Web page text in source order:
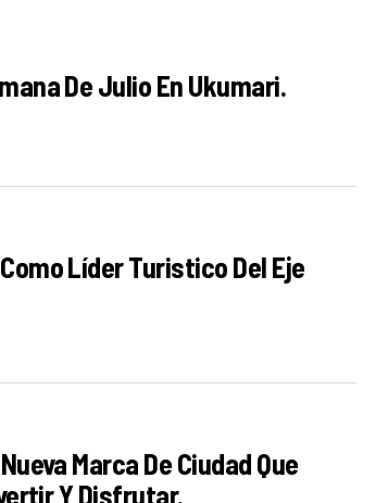
De Julio En Ukumari.
Líder Turistico Del Eje
Marca De Ciudad Que
Y Disfrutar.